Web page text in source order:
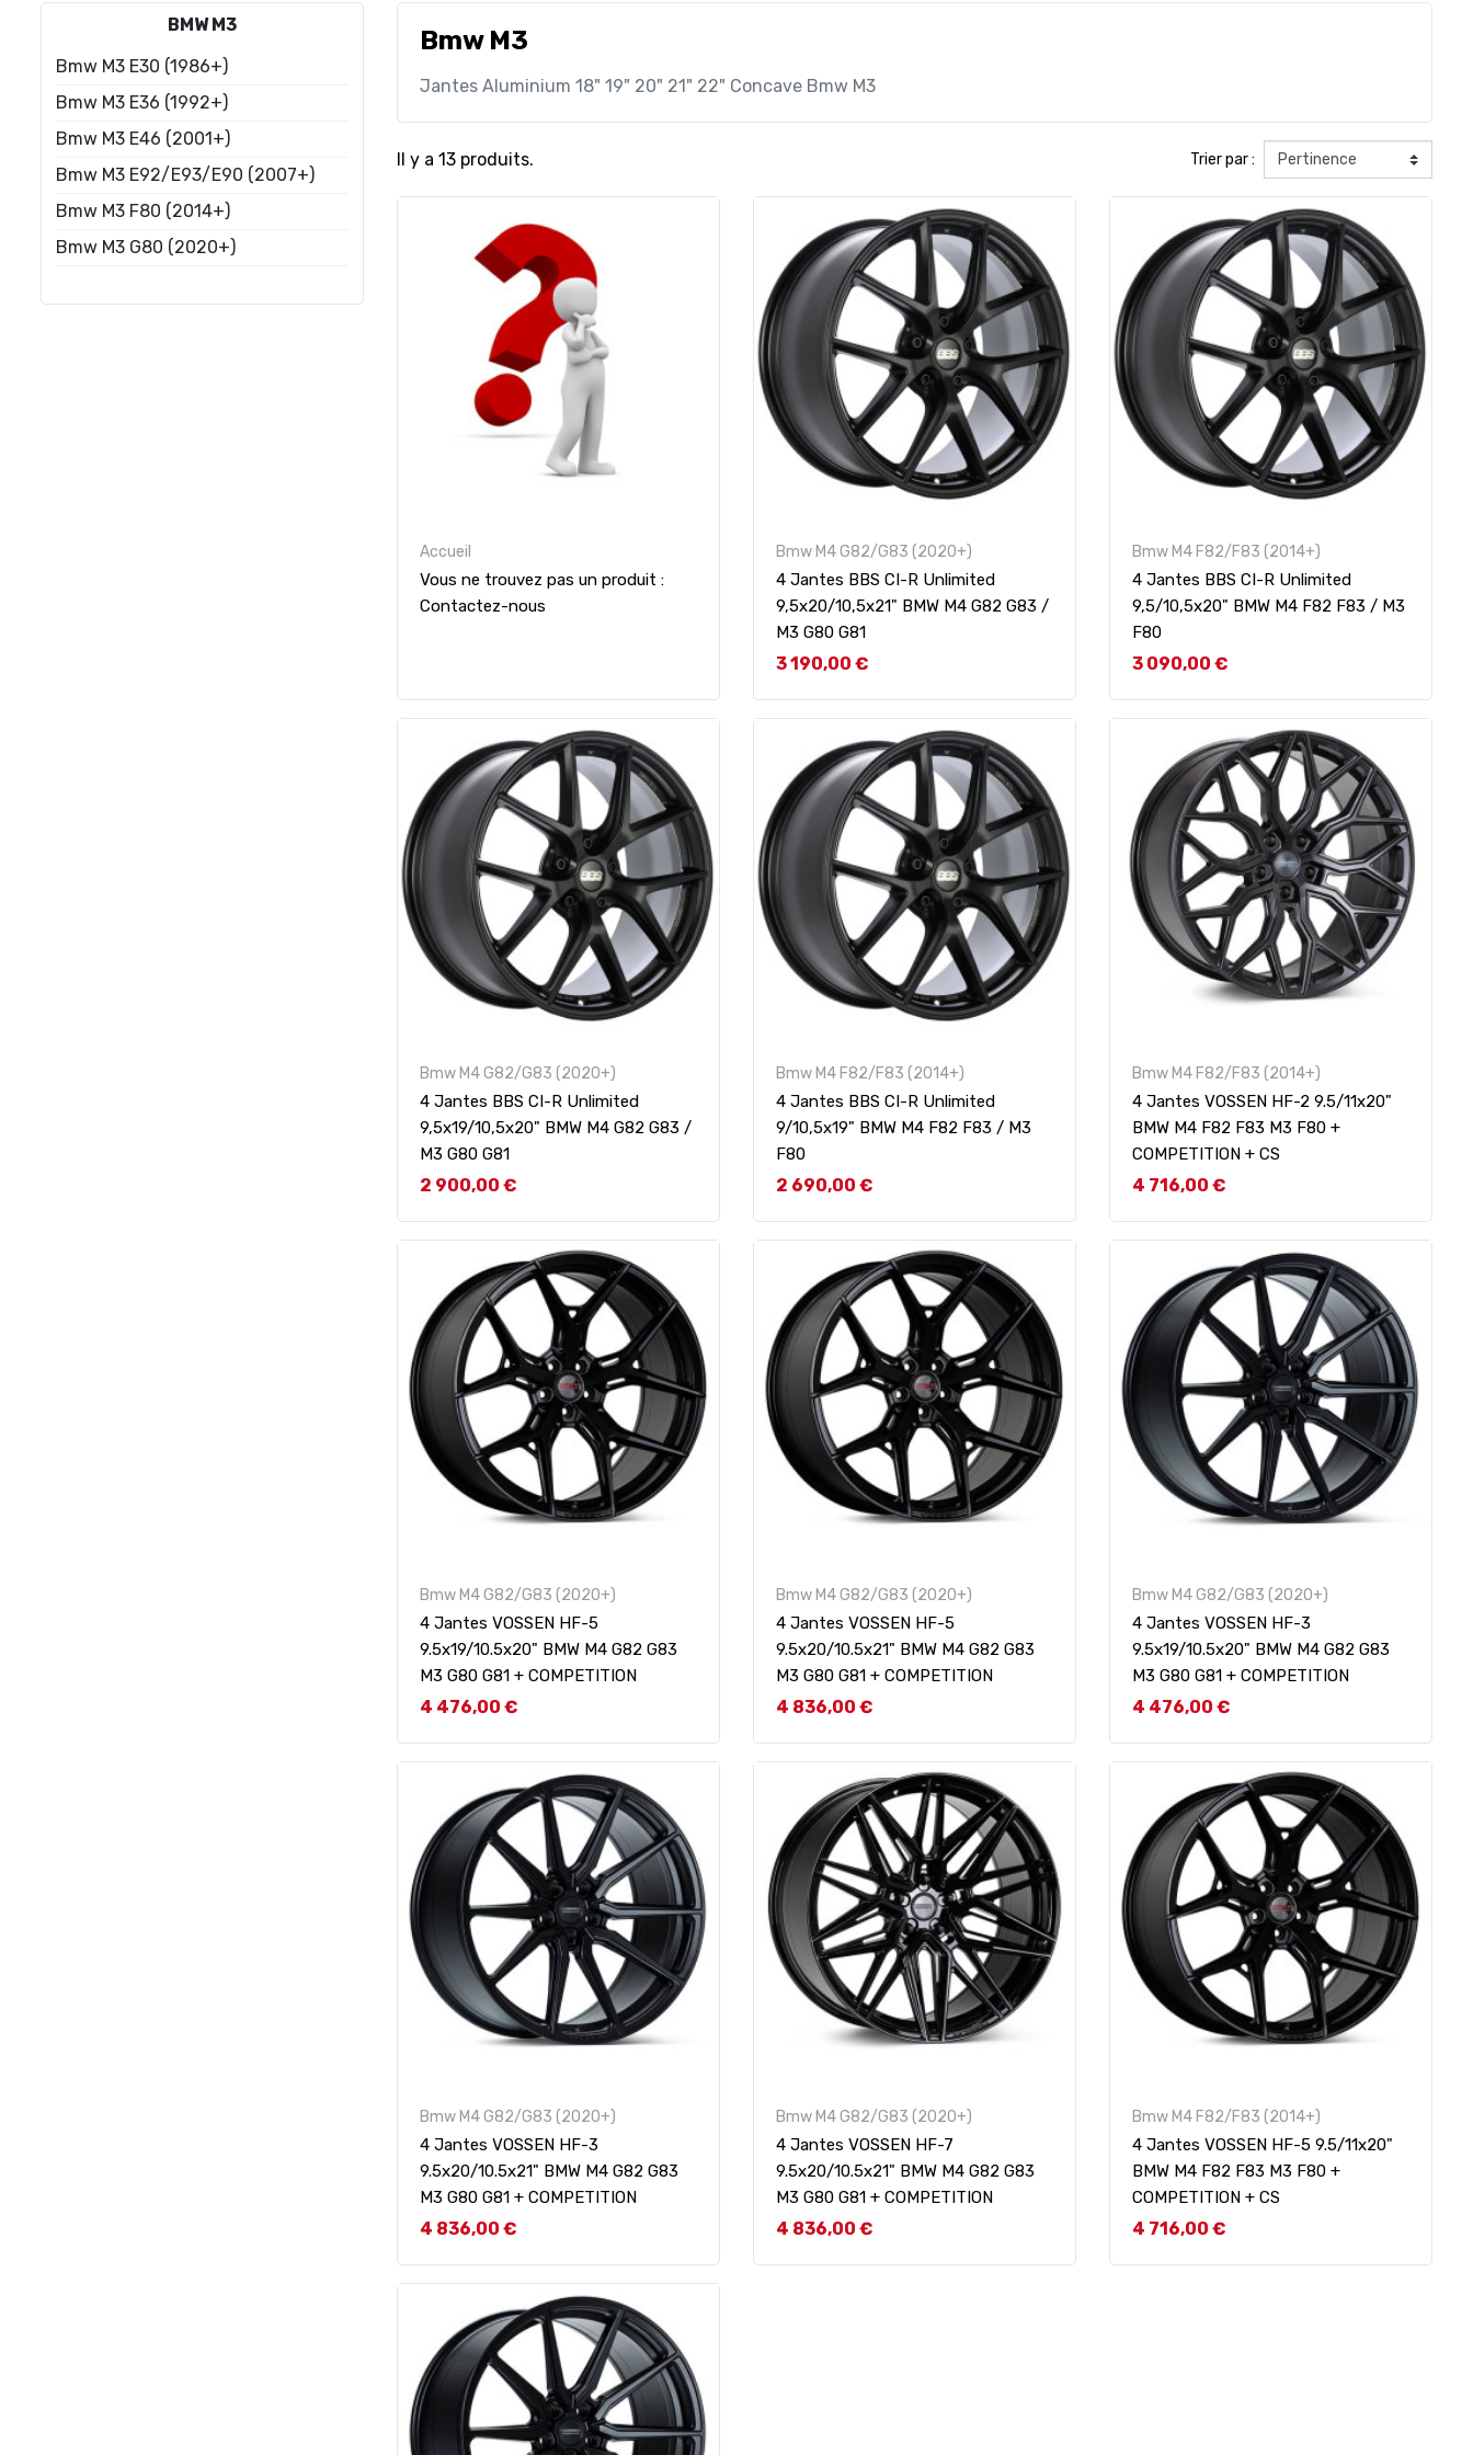
BMW M3
Bmw M3 E30 (1986+)
Bmw M3 E36 (1992+)
Bmw M3 E46 (2001+)
Bmw M3 E92/E93/E90 (2007+)
Bmw M3 F80 (2014+)
Bmw M3 G80 (2020+)
Bmw M3
Jantes Aluminium 18" 19" 20" 21" 22" Concave Bmw M3
Il y a 13 produits. Trier par :
Accueil
Vous ne trouvez pas un produit :
Contactez-nous
Bmw M4 G82/G83 (2020+)
4 Jantes BBS CI-R Unlimited
9,5x20/10,5x21" BMW M4 G82 G83 /
M3 G80 G81
Prix
3 190,00 €
Bmw M4 F82/F83 (2014+)
4 Jantes BBS CI-R Unlimited
9,5/10,5x20" BMW M4 F82 F83 / M3
F80
Prix
3 090,00 €
Bmw M4 G82/G83 (2020+)
4 Jantes BBS CI-R Unlimited
9,5x19/10,5x20" BMW M4 G82 G83 /
M3 G80 G81
Prix
2 900,00 €
Bmw M4 F82/F83 (2014+)
4 Jantes BBS CI-R Unlimited
9/10,5x19" BMW M4 F82 F83 / M3
F80
Prix
2 690,00 €
Bmw M4 F82/F83 (2014+)
4 Jantes VOSSEN HF-2 9.5/11x20"
BMW M4 F82 F83 M3 F80 +
COMPETITION + CS
Prix
4 716,00 €
Bmw M4 G82/G83 (2020+)
4 Jantes VOSSEN HF-5
9.5x19/10.5x20" BMW M4 G82 G83
M3 G80 G81 + COMPETITION
Prix
4 476,00 €
Bmw M4 G82/G83 (2020+)
4 Jantes VOSSEN HF-5
9.5x20/10.5x21" BMW M4 G82 G83
M3 G80 G81 + COMPETITION
Prix
4 836,00 €
Bmw M4 G82/G83 (2020+)
4 Jantes VOSSEN HF-3
9.5x19/10.5x20" BMW M4 G82 G83
M3 G80 G81 + COMPETITION
Prix
4 476,00 €
Bmw M4 G82/G83 (2020+)
4 Jantes VOSSEN HF-3
9.5x20/10.5x21" BMW M4 G82 G83
M3 G80 G81 + COMPETITION
Prix
4 836,00 €
Bmw M4 G82/G83 (2020+)
4 Jantes VOSSEN HF-7
9.5x20/10.5x21" BMW M4 G82 G83
M3 G80 G81 + COMPETITION
Prix
4 836,00 €
Bmw M4 F82/F83 (2014+)
4 Jantes VOSSEN HF-5 9.5/11x20"
BMW M4 F82 F83 M3 F80 +
COMPETITION + CS
Prix
4 716,00 €